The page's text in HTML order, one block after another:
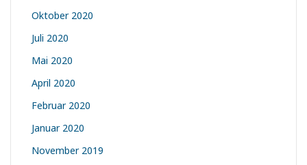
Oktober 2020
Juli 2020
Mai 2020
April 2020
Februar 2020
Januar 2020
November 2019